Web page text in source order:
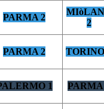
PARMA 2
2
PARMA 2
1 PARMA